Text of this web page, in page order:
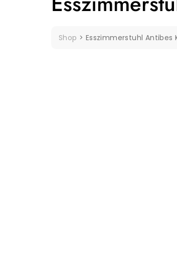
Shop > Esszimmerstuhl Antibes